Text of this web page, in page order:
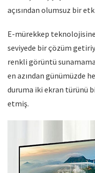
açısından olumsuz bir
E-mürekkep
seviyede bir çözüm
renkli görüntü
en azından günümüzde
duruma iki ekran türünü
etmiş.